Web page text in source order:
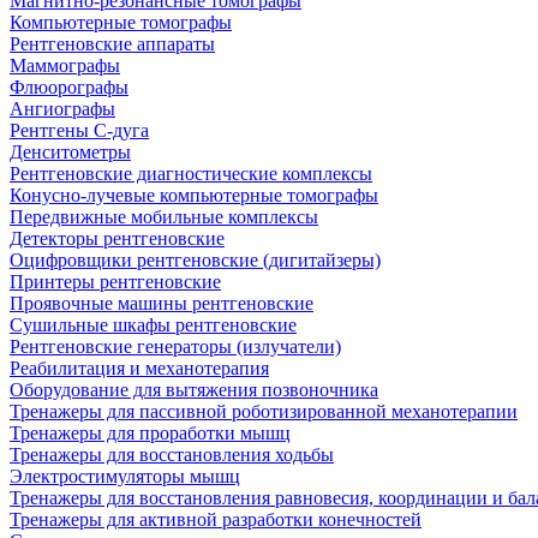
Компьютерные томографы
Рентгеновские аппараты
Маммографы
Флюорографы
Ангиографы
Рентгены С-дуга
Денситометры
Рентгеновские диагностические комплексы
Конусно-лучевые компьютерные томографы
Передвижные мобильные комплексы
Детекторы рентгеновские
Оцифровщики рентгеновские (дигитайзеры)
Принтеры рентгеновские
Проявочные машины рентгеновские
Сушильные шкафы рентгеновские
Рентгеновские генераторы (излучатели)
Реабилитация и механотерапия
Оборудование для вытяжения позвоночника
Тренажеры для пассивной роботизированной механотерапии
Тренажеры для проработки мышц
Тренажеры для восстановления ходьбы
Электростимуляторы мышц
Тренажеры для восстановления равновесия, координации и
Тренажеры для активной разработки конечностей